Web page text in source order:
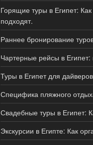
Горящие туры в Египет:
подходят.
Раннее бронирование
Чартерные рейсы в Египет:
Туры в Египет для
Специфика пляжного
Свадебные туры в Египет:
Экскурсии в Египте: Как